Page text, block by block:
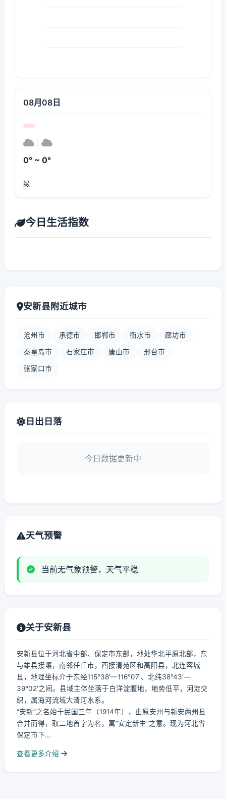
08月08日
0° ~ 0°
级
今日生活指数
安新县附近城市
沧州市 承德市 邯郸市 衡水市 廊坊市
秦皇岛市 石家庄市 唐山市 邢台市
张家口市
日出日落
今日数据更新中
天气预警
当前无气象预警，天气平稳
关于安新县
安新县位于河北省中部、保定市东部，地处华北平原北部，东
与雄县接壤，南邻任丘市，西接清苑区和高阳县，北连容城
县，地理坐标介于东经115°38′—116°07′、北纬38°43′—
39°02′之间。县域主体坐落于白洋淀腹地，地势低平，河淀交
织，属海河流域大清河水系。
“安新”之名始于民国三年（1914年），由原安州与新安两州县
合并而得，取二地首字为名，寓“安定新生”之意。现为河北省
保定市下...
查看更多介绍